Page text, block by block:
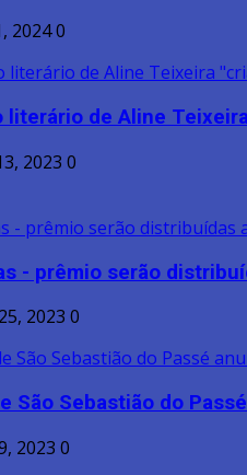
20240
literário de Aline
2023 0
- prêmio serão
2023 0
São Sebastião do
2023 0